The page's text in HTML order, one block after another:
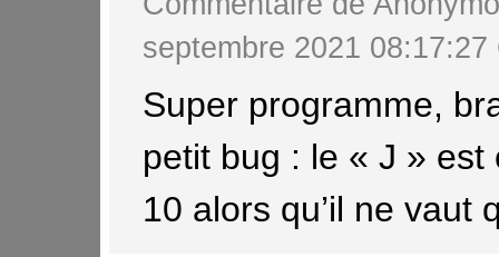
septembre 2021
Super programme,
petit bug : le « J » est
10 alors qu’il ne vaut